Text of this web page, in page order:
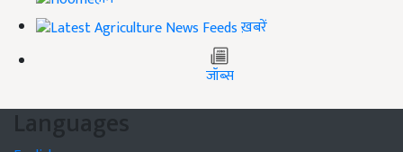
ख़बरें
जॉब्स
Languages